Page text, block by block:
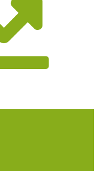
Trasa